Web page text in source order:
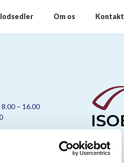
Om os Kontakt
– 16.00